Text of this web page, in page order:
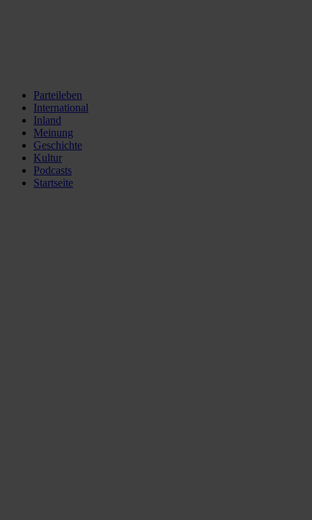
Parteileben
International
Inland
Meinung
Geschichte
Kultur
Podcasts
Startseite